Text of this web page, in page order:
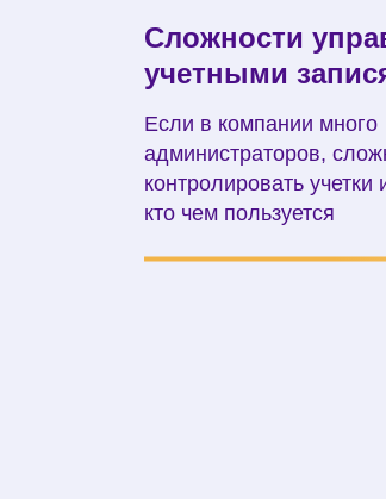
Сложности
учетными
Если в компании много
администраторов,
контролировать
кто чем пользуется